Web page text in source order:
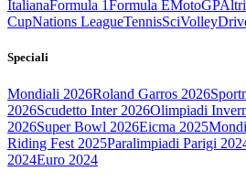
ItalianaFormula 1 Formula EMotoGP
CupNations LeagueTennisSciVolley
Speciali
Mondiali 2026Roland Garros 2026
2026Scudetto Inter 2026Olimpiadi
2026Super Bowl 2026Eicma 2025
Riding Fest 2025Paralimpiadi Parigi
2024Euro 2024